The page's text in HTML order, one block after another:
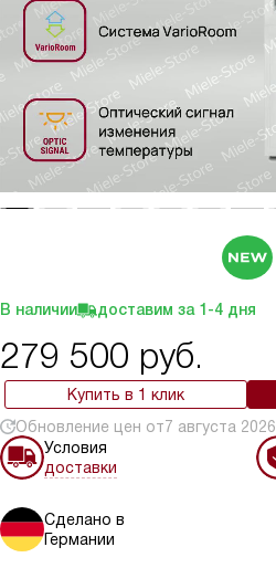
В наличии доставим за 1-4 дня
279 500 руб.
Купить в 1 клик
Обновление цен от7 августа 2026
Условия
доставки
Сделано в
Германии